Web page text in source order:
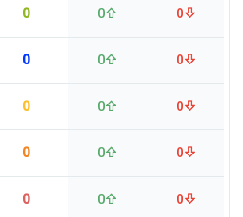
0 0 0
0 0 0
0 0 0
0 0 0
0 0 0